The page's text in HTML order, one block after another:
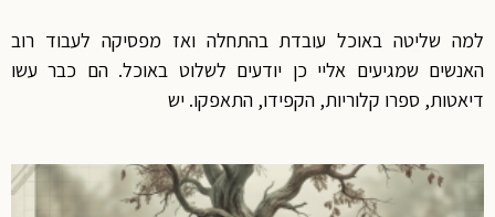
למה שליטה באוכל עובדת בהתחלה ואז מפסיקה לעבוד רוב
האנשים שמגיעים אליי כן יודעים לשלוט באוכל. הם כבר עשו
דיאטות, ספרו קלוריות, הקפידו, התאפקו. יש